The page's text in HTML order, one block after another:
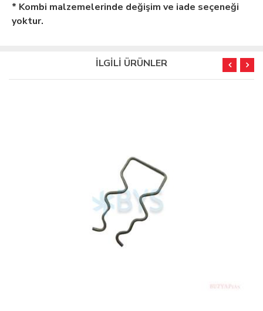
* Kombi malzemelerinde değişim ve iade seçeneği
yoktur.
İLGİLİ ÜRÜNLER